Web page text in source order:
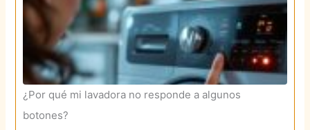
¿Por qué mi lavadora no responde a algunos
botones?